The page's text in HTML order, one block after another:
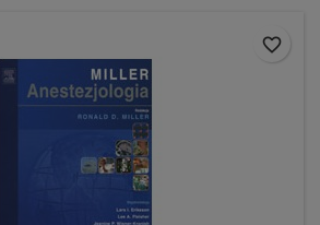
favorite_border